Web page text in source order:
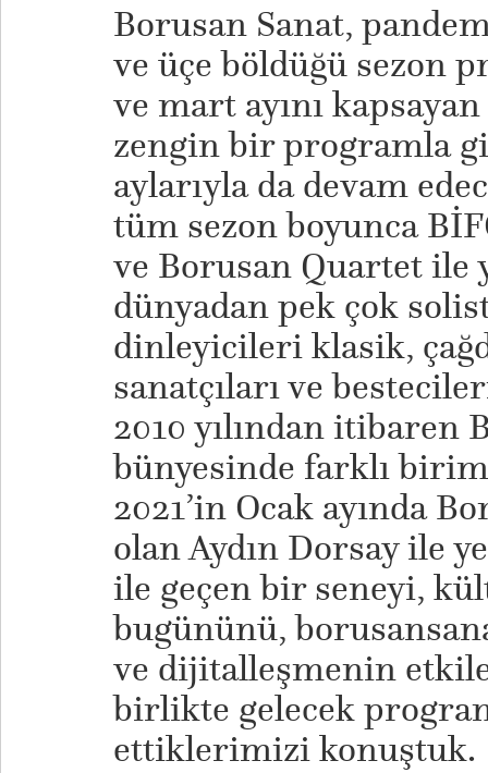
Borusan Sanat,
ve üçe böldüğü sezon
ve mart ayını
zengin bir programla
aylarıyla da devam
tüm sezon boyunca
ve Borusan Quartet ile
dünyadan pek çok
dinleyicileri klasik,
sanatçıları ve
2010 yılından itibaren
bünyesinde farklı
2021’in Ocak ayında
olan Aydın Dorsay ile
ile geçen bir seneyi,
bugününü,
ve dijitalleşmenin
birlikte gelecek
ettiklerimizi konuştuk.